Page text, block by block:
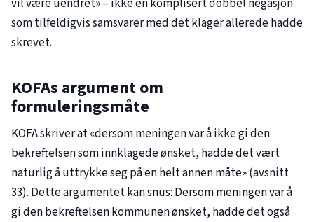
vil være uendret» – ikke en komplisert dobbel negasjon
som tilfeldigvis samsvarer med det klager allerede hadde
skrevet.
KOFAs argument om
formuleringsmåte
KOFA skriver at «dersom meningen var å ikke gi den
bekreftelsen som innklagede ønsket, hadde det vært
naturlig å uttrykke seg på en helt annen måte» (avsnitt
33). Dette argumentet kan snus: Dersom meningen var å
gi den bekreftelsen kommunen ønsket, hadde det også